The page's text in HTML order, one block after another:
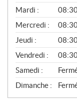
N
É
R
A
L
Mardi :
Mercredi :
Jeudi :
Vendredi :
Samedi :
Dimanche :